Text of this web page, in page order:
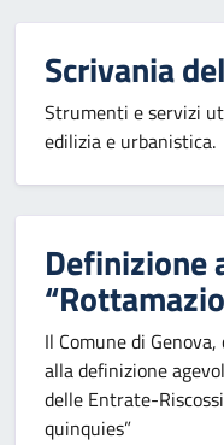
Scrivania
Strumenti e servizi
edilizia e urbanistica.
Definizione
Il Comune di
alla definizione
delle Entrate-
quinquies”